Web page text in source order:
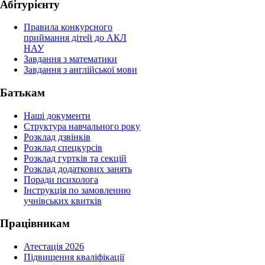
Абітурієнту
Правила конкурсного
приймання дітей до АКЛ
НАУ
Завдання з математики
Завдання з англійської мови
Батькам
Наші документи
Структура навчального року
Розклад дзвінків
Розклад спецкурсiв
Розклад гуртків та секцій
Розклад додаткових занять
Поради психолога
Інструкція по замовленню
учнівських квитків
Працівникам
Атестація 2026
Підвищення кваліфікації